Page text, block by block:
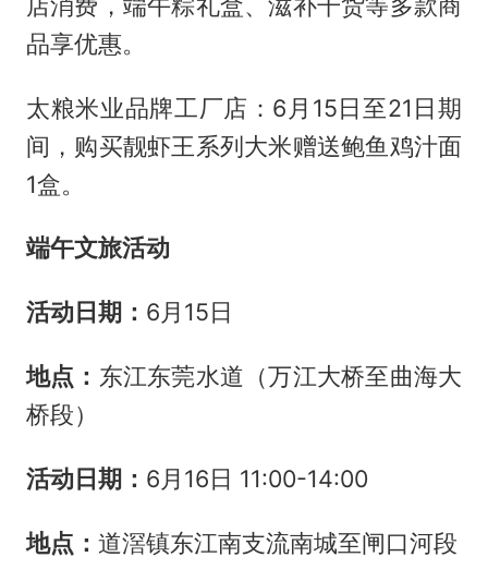
品享优惠。
太粮米业品牌工厂店：6月15日至21日期
间，购买靓虾王系列大米赠送鲍鱼鸡汁面
1盒。
端午文旅活动
活动日期： 6月15日
地点： 东江东莞水道（万江大桥至曲海大
桥段）
️活动日期： 6月16日 11:00-14:00
地点： 道滘镇东江南支流南城至闸口河段